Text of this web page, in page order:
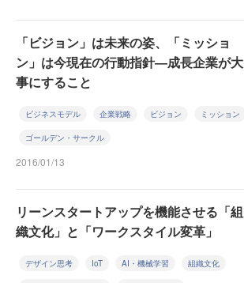
「ビジョン」は未来の姿、「ミッショ
ン」は今現在の行動指針―成長企業が大
事にすること
ビジネスモデル 企業戦略 ビジョン ミッション
ゴールデン・サークル
2016/01/13
リーンスタートアップを機能させる「組
織文化」と「ワークスタイル変革」
デザイン思考 IoT AI・機械学習 組織文化